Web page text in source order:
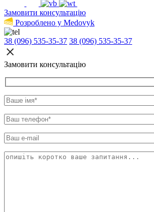
Замовити консультацію
Розроблено у Medovyk
38 (096) 535-35-37 38 (096) 535-35-37
Замовити консультацію